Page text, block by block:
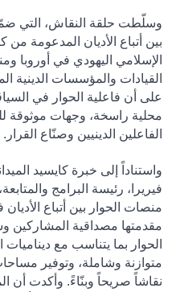
وسلّطت حلقة النقاش، التي
بين أتباع الأديان المدعومة
الإسلامي اليهودي في أوروبا
القيادات والمؤسسات الدينية
على أن فاعلية الحوار في
محلية راسخة، وجهات موثوقة
الفاعلين الدينيين وصنّاع القرار .
واستناداً إلى خبرة كايسيد
فيريرا، رئيسة البرامج
منصات الحوار بين أتباع
مقدمتها مصداقية المشاركين
الحوار بما يتناسب مع
متوازنة وشاملة، وتوفير
نقاشاً صريحاً وبنّاءً. وأكدت أن